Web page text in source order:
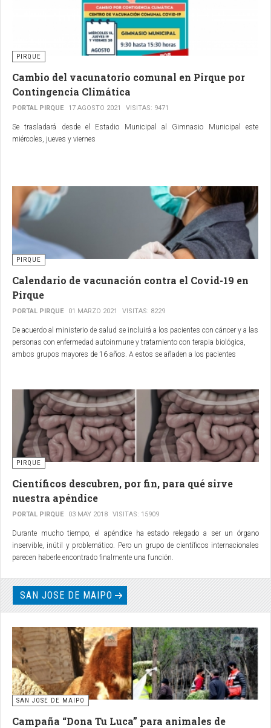
PIRQUE
Cambio del vacunatorio comunal en Pirque por
Contingencia Climática
PORTAL PIRQUE 17 AGOSTO 2021 VISITAS: 9471
Se trasladará desde el Estadio Municipal al Gimnasio Municipal este
miércoles, jueves y viernes
PIRQUE
Calendario de vacunación contra el Covid-19 en
Pirque
PORTAL PIRQUE 01 MARZO 2021 VISITAS: 8229
De acuerdo al ministerio de salud se incluirá a los pacientes con cáncer y a las
personas con enfermedad autoinmune y tratamiento con terapia biológica,
ambos grupos mayores de 16 años. A estos se añaden a los pacientes
PIRQUE
Científicos descubren, por fin, para qué sirve
nuestra apéndice
PORTAL PIRQUE 03 MAY 2018 VISITAS: 15909
Durante mucho tiempo, el apéndice ha estado relegado a ser un órgano
inservible, inútil y problemático. Pero un grupo de científicos internacionales
parecen haberle encontrado finalmente una función.
SAN JOSE DE MAIPO
SAN JOSE DE MAIPO
Campaña “Dona Tu Luca” para animales de